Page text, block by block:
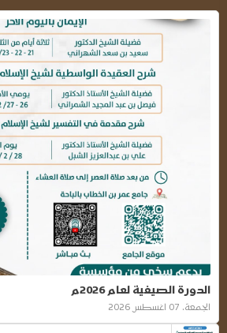
الدورة الصيفية لعام 2026م
الجمعة، 07 اغسطس 2026